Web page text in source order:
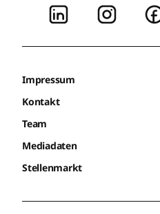
Impressum
Kontakt
Team
Mediadaten
Stellenmarkt